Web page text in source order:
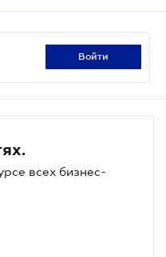
войти
всех бизнес-